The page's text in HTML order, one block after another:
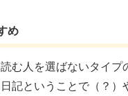
め
む人を選ばないタイプ
記ということで（？）